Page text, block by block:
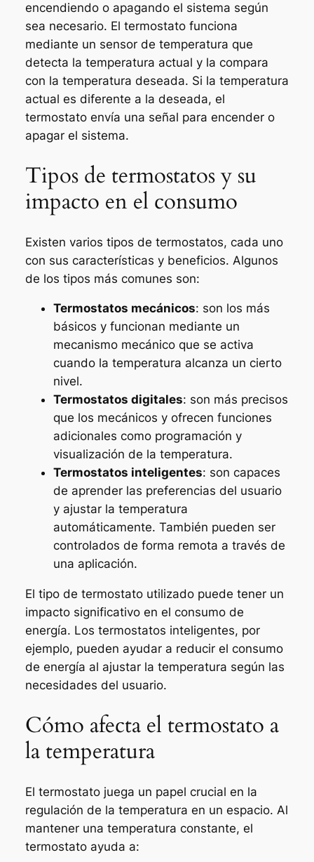
encendiendo o apagando el sistema según
sea necesario. El termostato funciona
mediante un sensor de temperatura que
detecta la temperatura actual y la compara
con la temperatura deseada. Si la temperatura
actual es diferente a la deseada, el
termostato envía una señal para encender o
apagar el sistema.
Tipos de termostatos y su
impacto en el consumo
Existen varios tipos de termostatos, cada uno
con sus características y beneficios. Algunos
de los tipos más comunes son:
Termostatos mecánicos: son los más
básicos y funcionan mediante un
mecanismo mecánico que se activa
cuando la temperatura alcanza un cierto
nivel.
Termostatos digitales: son más precisos
que los mecánicos y ofrecen funciones
adicionales como programación y
visualización de la temperatura.
Termostatos inteligentes: son capaces
de aprender las preferencias del usuario
y ajustar la temperatura
automáticamente. También pueden ser
controlados de forma remota a través de
una aplicación.
El tipo de termostato utilizado puede tener un
impacto significativo en el consumo de
energía. Los termostatos inteligentes, por
ejemplo, pueden ayudar a reducir el consumo
de energía al ajustar la temperatura según las
necesidades del usuario.
Cómo afecta el termostato a
la temperatura
El termostato juega un papel crucial en la
regulación de la temperatura en un espacio. Al
mantener una temperatura constante, el
termostato ayuda a: